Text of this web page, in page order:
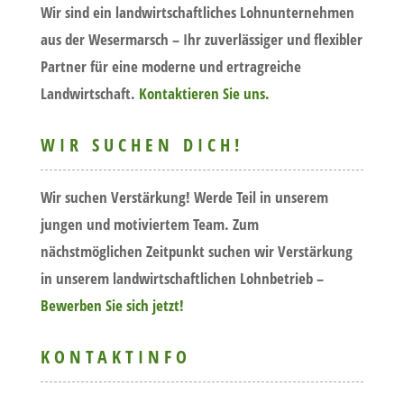
Wir sind ein landwirtschaftliches Lohnunternehmen
aus der Wesermarsch – Ihr zuverlässiger und flexibler
Partner für eine moderne und ertragreiche
Landwirtschaft. Kontaktieren Sie uns.
WIR SUCHEN DICH!
Wir suchen Verstärkung! Werde Teil in unserem
jungen und motiviertem Team. Zum
nächstmöglichen Zeitpunkt suchen wir Verstärkung
in unserem landwirtschaftlichen Lohnbetrieb –
Bewerben Sie sich jetzt!
KONTAKTINFO